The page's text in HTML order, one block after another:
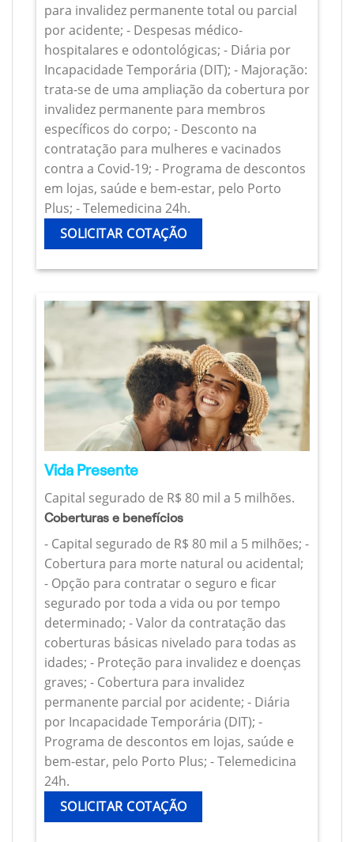
para invalidez permanente total ou parcial
por acidente; - Despesas médico-
hospitalares e odontológicas; - Diária por
Incapacidade Temporária (DIT); - Majoração:
trata-se de uma ampliação da cobertura por
invalidez permanente para membros
específicos do corpo; - Desconto na
contratação para mulheres e vacinados
contra a Covid-19; - Programa de descontos
em lojas, saúde e bem-estar, pelo Porto
Plus; - Telemedicina 24h.
SOLICITAR COTAÇÃO
Vida Presente
Capital segurado de R$ 80 mil a 5 milhões.
Coberturas e benefícios
- Capital segurado de R$ 80 mil a 5 milhões; -
Cobertura para morte natural ou acidental;
- Opção para contratar o seguro e ficar
segurado por toda a vida ou por tempo
determinado; - Valor da contratação das
coberturas básicas nivelado para todas as
idades; - Proteção para invalidez e doenças
graves; - Cobertura para invalidez
permanente parcial por acidente; - Diária
por Incapacidade Temporária (DIT); -
Programa de descontos em lojas, saúde e
bem-estar, pelo Porto Plus; - Telemedicina
24h.
SOLICITAR COTAÇÃO